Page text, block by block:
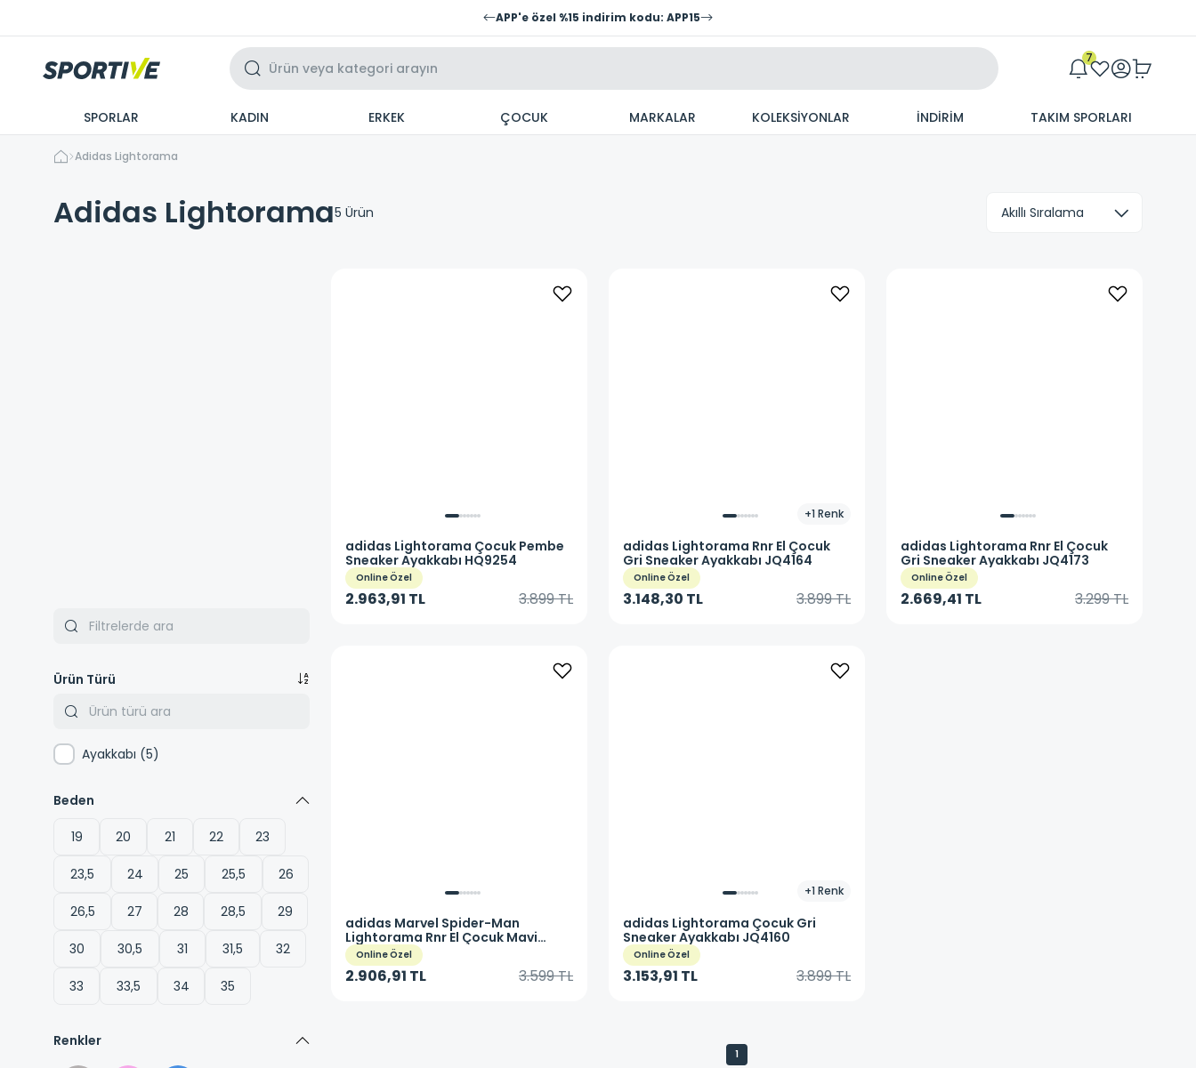
APP'e özel %15 indirim kodu: APP15
7
SPORLAR KADIN ERKEK ÇOCUK MARKALAR KOLEKSİYONLAR İNDİRİM TAKIM SPORLARI
Adidas Lightorama
Adidas Lightorama5 Ürün
Ürün Türü
Ayakkabı (5)
Beden
19 20 21 22 23
23,5 24 25 25,5 26
26,5 27 28 28,5 29
30 30,5 31 31,5 32
33 33,5 34 35
Renkler
adidas Lightorama Çocuk Pembe
Sneaker Ayakkabı HQ9254
Online Özel
2.963,91 TL 3.899 TL
+1 Renk
adidas Lightorama Rnr El Çocuk
Gri Sneaker Ayakkabı JQ4164
Online Özel
3.148,30 TL 3.899 TL
adidas Lightorama Rnr El Çocuk
Gri Sneaker Ayakkabı JQ4173
Online Özel
2.669,41 TL 3.299 TL
adidas Marvel Spider-Man
Lightorama Rnr El Çocuk Mavi
Sneaker Ayakkabı HQ9191
Online Özel
2.906,91 TL 3.599 TL
+1 Renk
adidas Lightorama Çocuk Gri
Sneaker Ayakkabı JQ4160
Online Özel
3.153,91 TL 3.899 TL
1